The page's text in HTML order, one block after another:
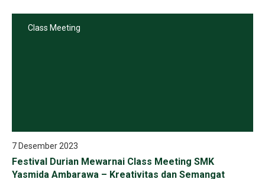
Class Meeting
7 Desember 2023
Festival Durian Mewarnai Class Meeting SMK
Yasmida Ambarawa – Kreativitas dan Semangat